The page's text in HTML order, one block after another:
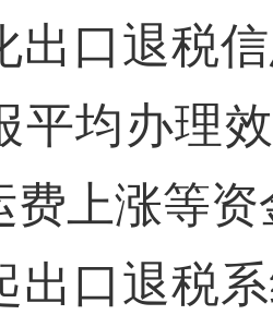
出口退税
平均办理
费上涨等
退税系